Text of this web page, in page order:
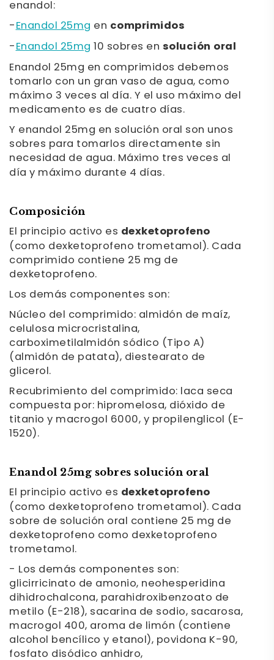
enandol:
-Enandol 25mg en comprimidos
-Enandol 25mg 10 sobres en solución oral
Enandol 25mg en comprimidos debemos
tomarlo con un gran vaso de agua, como
máximo 3 veces al día. Y el uso máximo del
medicamento es de cuatro días.
Y enandol 25mg en solución oral son unos
sobres para tomarlos directamente sin
necesidad de agua. Máximo tres veces al
día y máximo durante 4 días.
Composición
El principio activo es dexketoprofeno
(como dexketoprofeno trometamol). Cada
comprimido contiene 25 mg de
dexketoprofeno.
Los demás componentes son:
Núcleo del comprimido: almidón de maíz,
celulosa microcristalina,
carboximetilalmidón sódico (Tipo A)
(almidón de patata), diestearato de
glicerol.
Recubrimiento del comprimido: laca seca
compuesta por: hipromelosa, dióxido de
titanio y macrogol 6000, y propilenglicol (E-
1520).
Enandol 25mg sobres solución oral
El principio activo es dexketoprofeno
(como dexketoprofeno trometamol). Cada
sobre de solución oral contiene 25 mg de
dexketoprofeno como dexketoprofeno
trometamol.
- Los demás componentes son:
glicirricinato de amonio, neohesperidina
dihidrochalcona, parahidroxibenzoato de
metilo (E-218), sacarina de sodio, sacarosa,
macrogol 400, aroma de limón (contiene
alcohol bencílico y etanol), povidona K-90,
fosfato disódico anhidro,